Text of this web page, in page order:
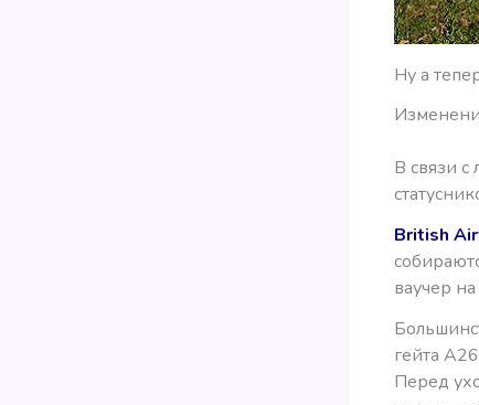
Ну а
В связи
British
ваучер
гейта
Перед